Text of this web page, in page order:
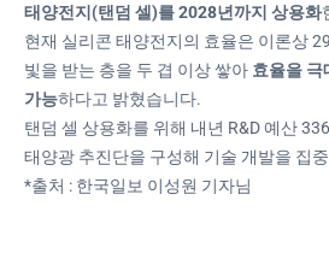
태양전지(탠덤 셀)를 2028년까지 상용화
현재 실리콘 태양전지의 효율은 이론상
빛을 받는 층을 두 겹 이상 쌓아 효율을 극
가능하다고 밝혔습니다.
탠덤 셀 상용화를 위해 내년 R&D 예산
태양광 추진단을 구성해 기술 개발을 집
*출처 : 한국일보 이성원 기자님